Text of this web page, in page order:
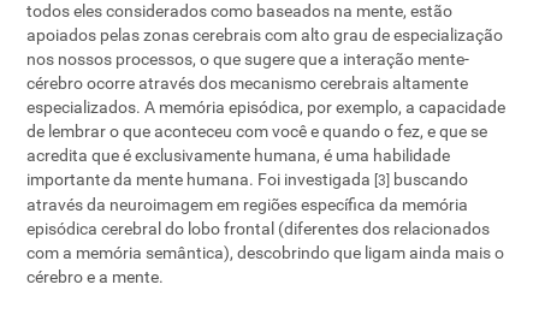
todos eles considerados como baseados na mente, estão
apoiados pelas zonas cerebrais com alto grau de especialização
nos nossos processos, o que sugere que a interação mente-
cérebro ocorre através dos mecanismo cerebrais altamente
especializados. A memória episódica, por exemplo, a capacidade
de lembrar o que aconteceu com você e quando o fez, e que se
acredita que é exclusivamente humana, é uma habilidade
importante da mente humana. Foi investigada[3]
buscando
através da neuroimagem em regiões específica da memória
episódica cerebral do lobo frontal (diferentes dos relacionados
com a memória semântica), descobrindo que ligam ainda mais o
cérebro e a mente.